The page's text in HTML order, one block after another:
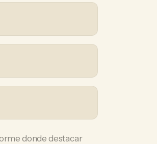
donde destacar